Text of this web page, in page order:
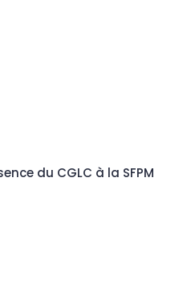
du CGLC à la SFPM